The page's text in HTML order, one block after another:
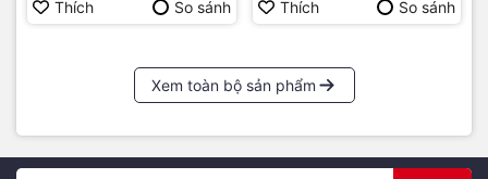
Nhà sản xuất Apple đã tập trung vào việc cải thiện tính
cường khả năng nhận diện của màn hình, đáp ứng được
thiết bị này trong khoảng cách 12 mm. Điều này giúp các
mờ vị trí chạm của Apple Pencil 2 trên màn hình giúp người
Thích So sánh Thích So sánh
Xem toàn bộ sản phẩm